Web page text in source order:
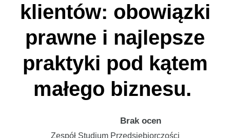
klientów: obowiązki
prawne i najlepsze
praktyki pod kątem
małego biznesu.
Brak ocen
Zespół Studium Przedsiębiorczości